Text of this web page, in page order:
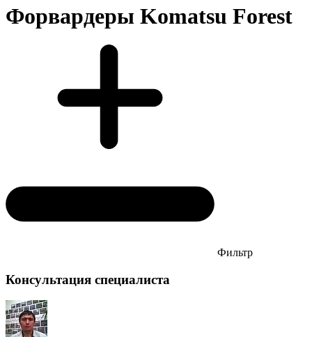
Форвардеры Komatsu Forest
Фильтр
Консультация специалиста